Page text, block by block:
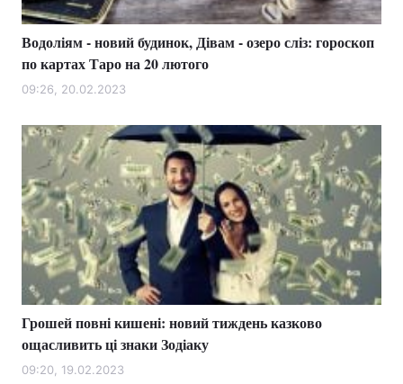
Головна Війна
Україна
Водоліям - новий будинок, Дівам - озеро сліз: гороскоп
по картах Таро на 20 лютого
09:26, 20.02.2023
Грошей повні кишені: новий тиждень казково
ощасливить ці знаки Зодіаку
09:20, 19.02.2023